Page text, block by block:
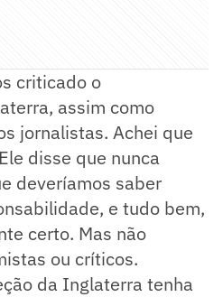
criticado o
assim como
jornalistas. Achei que
disse que nunca
deveríamos saber
e tudo bem,
certo. Mas não
ou críticos.
da Inglaterra tenha